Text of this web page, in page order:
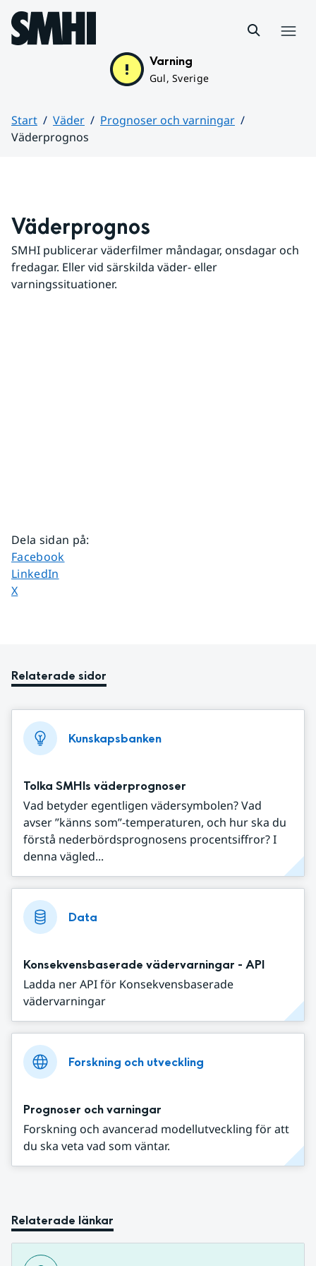
Hoppa till sidans innehåll
Varning
Gul, Sverige
Start Väder
Prognoser och varningar
Väderprognos
Väderprognos
SMHI publicerar väderfilmer måndagar, onsdagar och
fredagar. Eller vid särskilda väder- eller
varningssituationer.
Dela sidan på:
Dela sidan på
Facebook
Dela sidan på
LinkedIn
Dela sidan på
X
Relaterade sidor
Kunskapsbanken
Tolka SMHIs väderprognoser
Vad betyder egentligen vädersymbolen? Vad
avser ”känns som”-temperaturen, och hur ska du
förstå nederbördsprognosens procentsiffror? I
denna vägled...
Data
Konsekvensbaserade vädervarningar - API
Ladda ner API för Konsekvensbaserade
vädervarningar
Forskning och utveckling
Prognoser och varningar
Forskning och avancerad modellutveckling för att
du ska veta vad som väntar.
Relaterade länkar